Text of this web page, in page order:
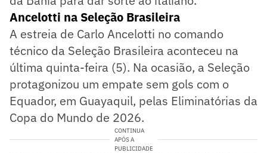
Ancelotti na Seleção Brasileira
A estreia de Carlo Ancelotti no comando
técnico da Seleção Brasileira aconteceu na
última quinta-feira (5). Na ocasião, a Seleção
protagonizou um empate sem gols com o
Equador, em Guayaquil, pelas Eliminatórias da
Copa do Mundo de 2026.
CONTINUA
APÓS A
PUBLICIDADE